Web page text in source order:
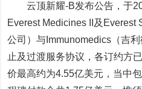
云顶新耀-B发布公告，于
Everest Medicines II及Everest
公司）与Immunomedics（吉
止及过渡服务协议，各订约方
价最高约为4.55亿美元，当中